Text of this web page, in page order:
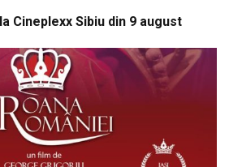
Cineplexx Sibiu din 9 august